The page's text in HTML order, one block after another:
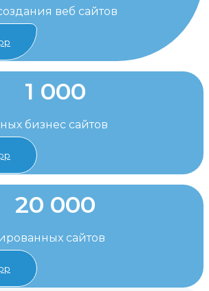
веб сайтов
1 000
бизнес сайтов
20 000
сайтов